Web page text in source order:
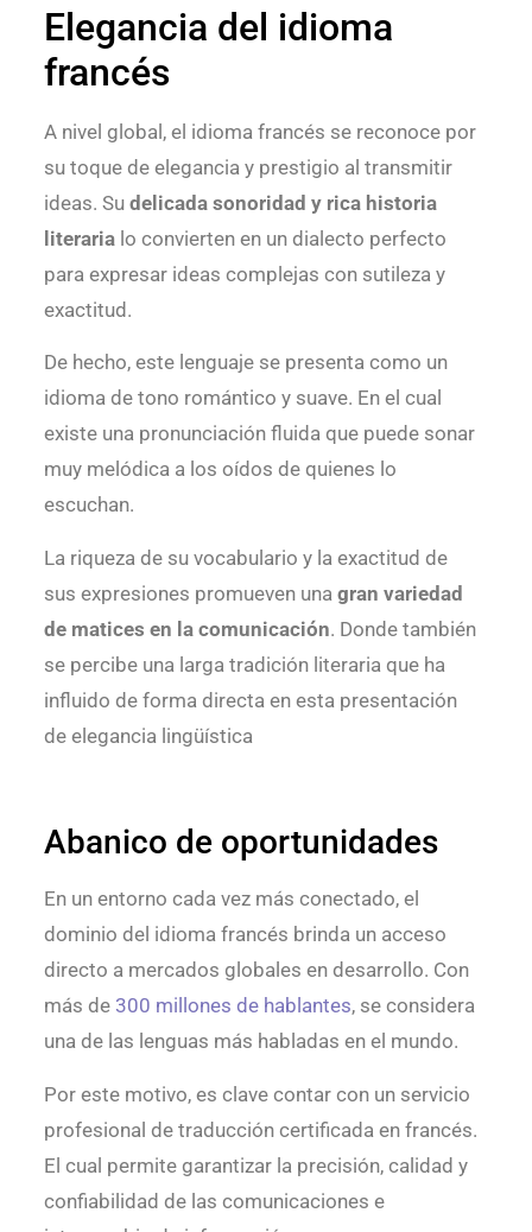
Elegancia del idioma
francés
A nivel global, el idioma francés se reconoce por
su toque de elegancia y prestigio al transmitir
ideas. Su delicada sonoridad y rica historia
literarialo convierten en un dialecto perfecto
para expresar ideas complejas con sutileza y
exactitud.
De hecho, este lenguaje se presenta como un
idioma de tono romántico y suave. En el cual
existe una pronunciación fluida que puede sonar
muy melódica a los oídos de quienes lo
escuchan.
La riqueza de su vocabulario y la exactitud de
sus expresiones promueven una gran variedad
de matices en la comunicación. Donde también
se percibe una larga tradición literaria que ha
influido de forma directa en esta presentación
de elegancia lingüística
Abanico de oportunidades
En un entorno cada vez más conectado, el
dominio del idioma francés brinda un acceso
directo a mercados globales en desarrollo. Con
más de 300 millones de hablantes, se considera
una de las lenguas más habladas en el mundo.
Por este motivo, es clave contar con un servicio
profesional de traducción certificada en francés.
El cual permite garantizar la precisión, calidad y
confiabilidad de las comunicaciones e